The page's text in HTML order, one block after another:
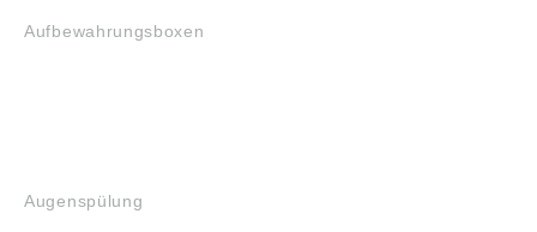
Aufbewahrungsboxen
Augenspülung